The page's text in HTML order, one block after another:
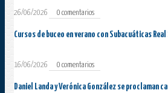
26/06/2026 0 comentarios
Cursos de buceo en verano con Subacuáticas
16/06/2026 0 comentarios
Daniel Landa y Verónica González se proclaman